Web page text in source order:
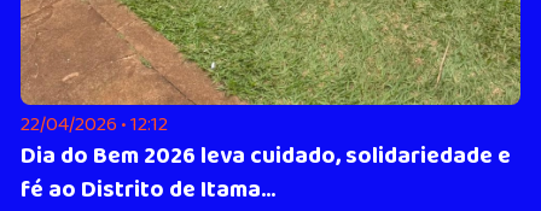
22/04/2026 • 12:12
Dia do Bem 2026 leva cuidado, solidariedade e
fé ao Distrito de Itama...